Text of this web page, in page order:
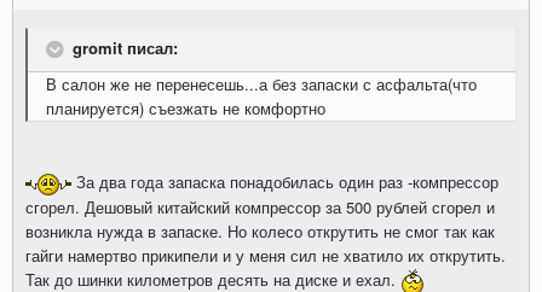
gromit писал:
В салон же не перенесешь...а без запаски с асфальта(что
планируется) съезжать не комфортно
За два года запаска понадобилась один раз -компрессор
сгорел. Дешовый китайский компрессор за 500 рублей сгорел и
возникла нужда в запаске. Но колесо открутить не смог так как
гайги намертво прикипели и у меня сил не хватило их открутить.
Так до шинки километров десять на диске и ехал.